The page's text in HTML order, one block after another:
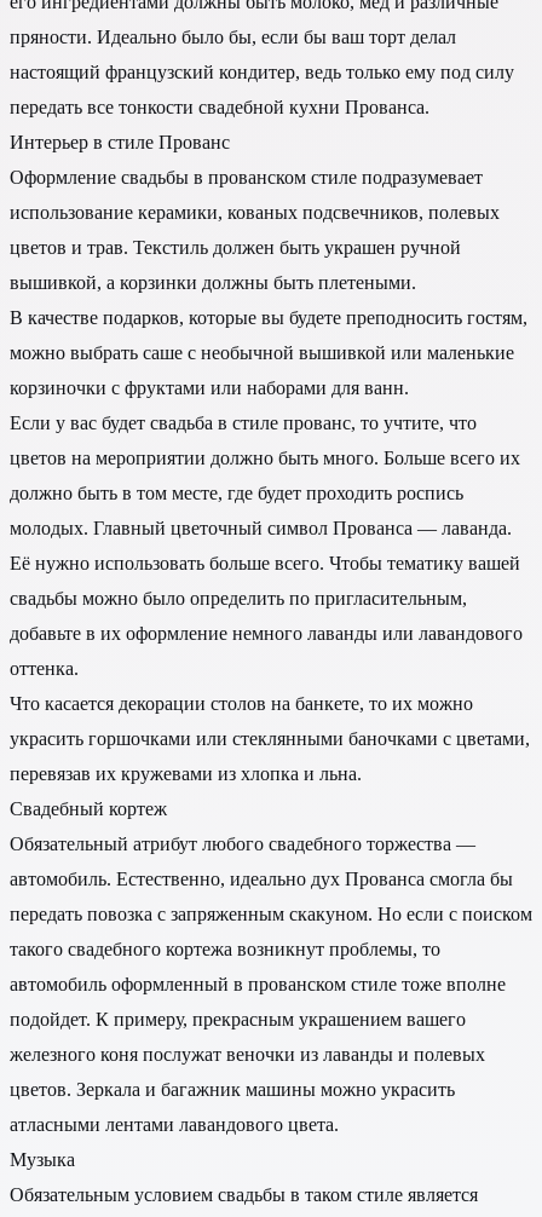
пряности. Идеально было бы, если бы ваш торт делал
настоящий французский кондитер, ведь только ему под силу
передать все тонкости свадебной кухни Прованса.
Интерьер в стиле Прованс
Оформление свадьбы в прованском стиле подразумевает
использование керамики, кованых подсвечников, полевых
цветов и трав. Текстиль должен быть украшен ручной
вышивкой, а корзинки должны быть плетеными.
В качестве подарков, которые вы будете преподносить гостям,
можно выбрать саше с необычной вышивкой или маленькие
корзиночки с фруктами или наборами для ванн.
Если у вас будет свадьба в стиле прованс, то учтите, что
цветов на мероприятии должно быть много. Больше всего их
должно быть в том месте, где будет проходить роспись
молодых. Главный цветочный символ Прованса — лаванда.
Её нужно использовать больше всего. Чтобы тематику вашей
свадьбы можно было определить по пригласительным,
добавьте в их оформление немного лаванды или лавандового
оттенка.
Что касается декорации столов на банкете, то их можно
украсить горшочками или стеклянными баночками с цветами,
перевязав их кружевами из хлопка и льна.
Свадебный кортеж
Обязательный атрибут любого свадебного торжества —
автомобиль. Естественно, идеально дух Прованса смогла бы
передать повозка с запряженным скакуном. Но если с поиском
такого свадебного кортежа возникнут проблемы, то
автомобиль оформленный в прованском стиле тоже вполне
подойдет. К примеру, прекрасным украшением вашего
железного коня послужат веночки из лаванды и полевых
цветов. Зеркала и багажник машины можно украсить
атласными лентами лавандового цвета.
Музыка
Обязательным условием свадьбы в таком стиле является